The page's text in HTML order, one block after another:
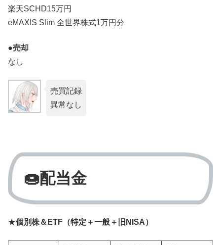
楽天SCHD15万円
eMAXIS Slim 全世界株式1万円分
●売却
なし
売買記録
異常なし
🍩配当金
★個別株＆ETF（特定＋一般＋旧NISA）